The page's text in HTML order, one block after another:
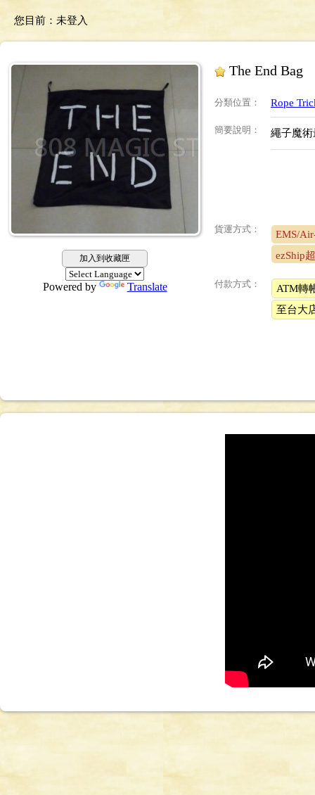
您目前： 未登入
加入到收藏匣
Powered by Translate
The End Bag
分類位置 ： Rope
簡要說明 ： 繩子魔
貨運方式：
EMS/
ezShip
付款方式：
ATM轉
至台大